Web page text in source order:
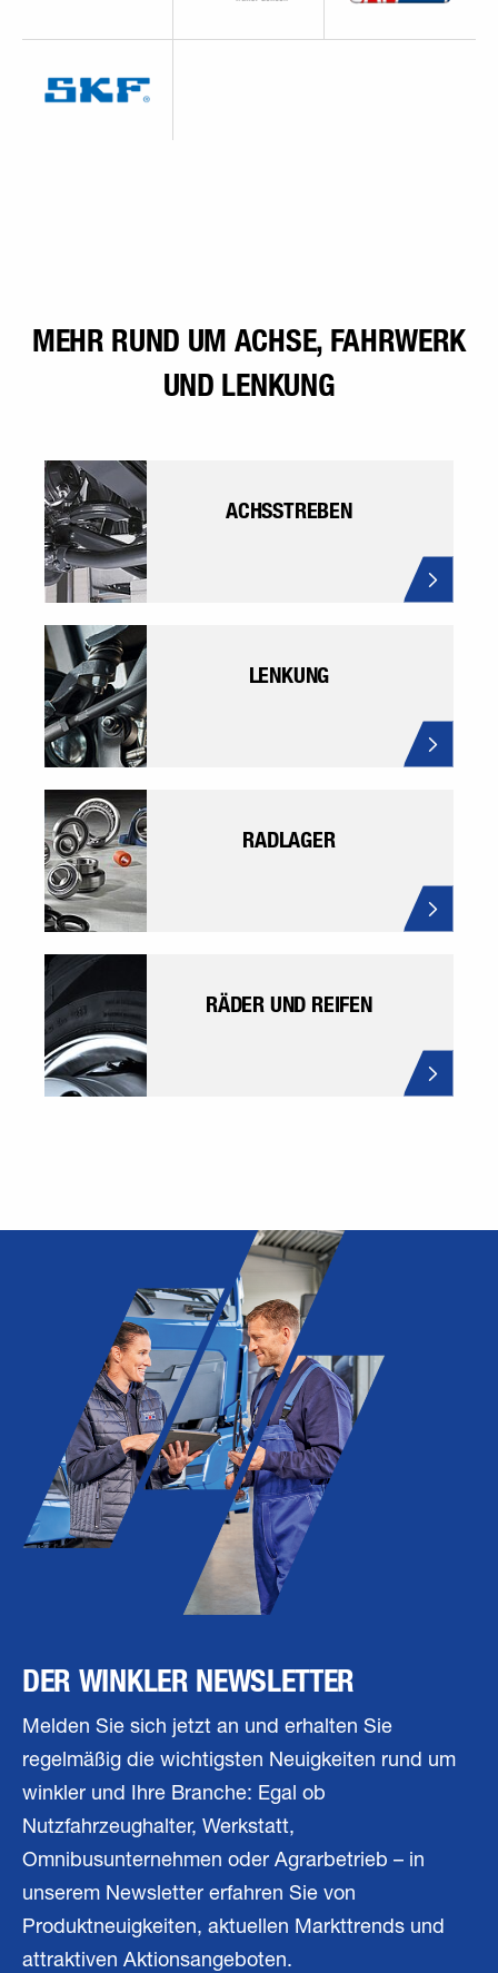
MEHR RUND UM ACHSE, FAHRWERK
UND LENKUNG
ACHSSTREBEN
LENKUNG
RADLAGER
RÄDER UND REIFEN
DER WINKLER NEWSLETTER
Melden Sie sich jetzt an und erhalten Sie
regelmäßig die wichtigsten Neuigkeiten rund um
winkler und Ihre Branche: Egal ob
Nutzfahrzeughalter, Werkstatt,
Omnibusunternehmen oder Agrarbetrieb – in
unserem Newsletter erfahren Sie von
Produktneuigkeiten, aktuellen Markttrends und
attraktiven Aktionsangeboten.